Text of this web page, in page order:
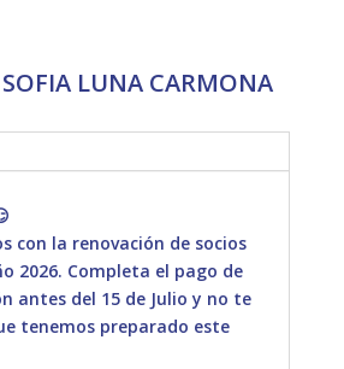
LUNA CARMONA
con la renovación de socios
2026. Completa el pago de
antes del 15 de Julio y no te
tenemos preparado este